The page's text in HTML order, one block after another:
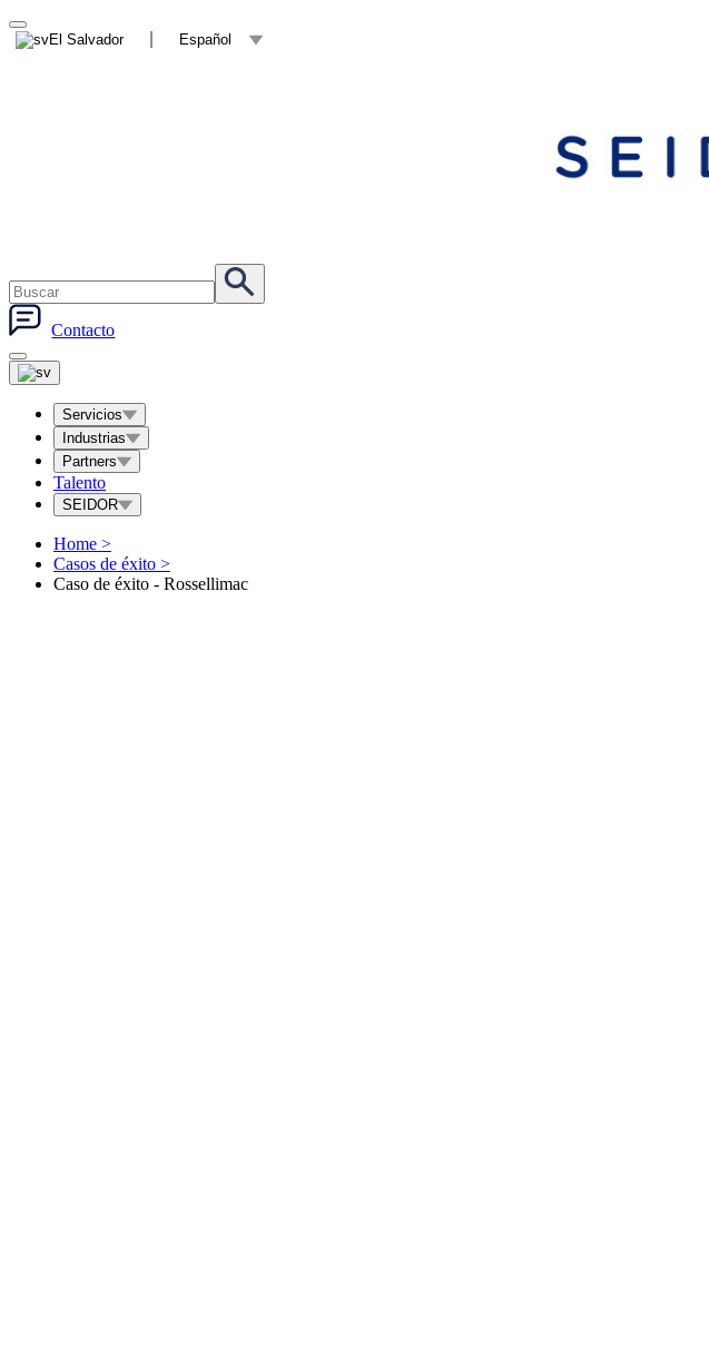
El Salvador Español
Contacto
Servicios
Industrias
Partners
Talento
SEIDOR
Home >
Casos de éxito >
Caso de éxito - Rossellimac